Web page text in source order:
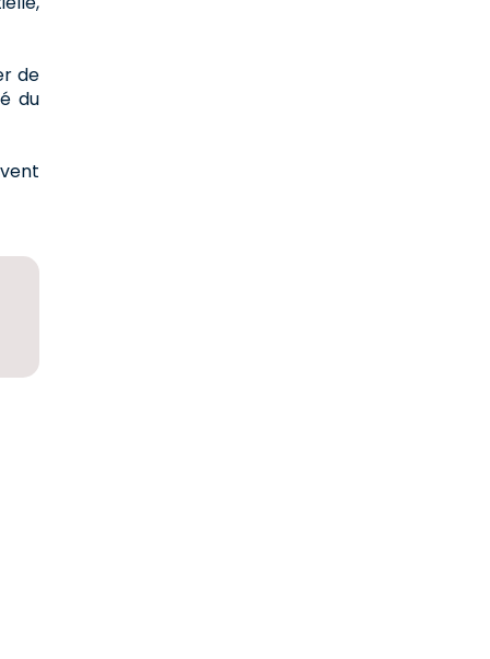
de
du